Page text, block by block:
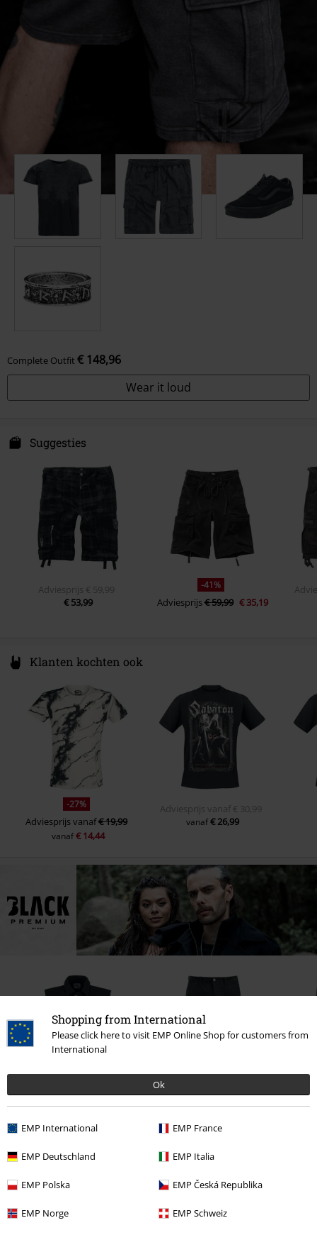
Shopping from International
Please click here to visit EMP Online Shop for customers from
International
Ok
EMP International EMP France
EMP Deutschland EMP Italia
EMP Polska EMP Česká Republika
EMP Norge EMP Schweiz
Complete Outfit € 148,96
Wear it loud
Suggesties
Adviesprijs
€ 59,99
€ 53,99
-41%
Adviesprijs€ 59,99 € 35,19
Klanten kochten ook
-27%
Adviesprijsvanaf€ 19,99
vanaf€ 14,44
Adviesprijs vanaf € 30,99
vanaf€ 26,99
-16%
vanaf€ 37,39
-15%
vanaf€ 37,99
0 beoordelingen
Geef ons je mening over "Pagan Roots Cargo Shorts".